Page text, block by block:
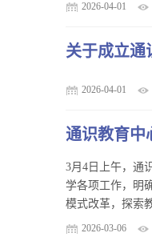
2026-04-01
关于成立通
2026-04-01
通识教育中
3月4日上午，通
学各项工作，明
模式改革，探索
2026-03-06